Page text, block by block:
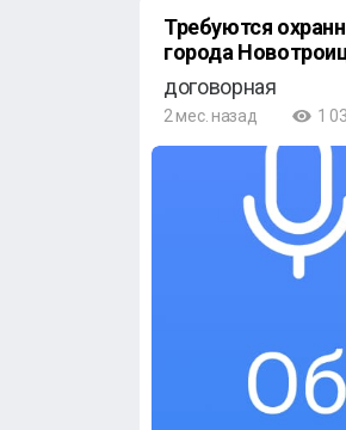
Требуются
города
договорная
2 мес. назад 1